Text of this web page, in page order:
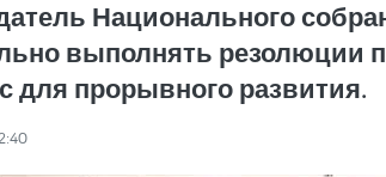
Национального
выполнять резолюции
для прорывного развития.